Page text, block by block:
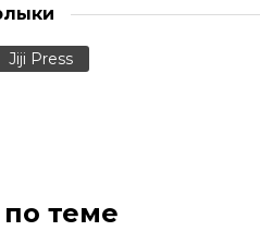
Jiji Press
теме